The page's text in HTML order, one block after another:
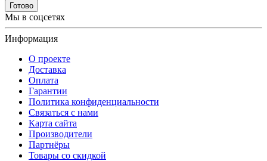
Готово
Мы в соцсетях
Информация
О проекте
Доставка
Оплата
Гарантии
Политика конфиденциальности
Связаться с нами
Карта сайта
Производители
Партнёры
Товары со скидкой